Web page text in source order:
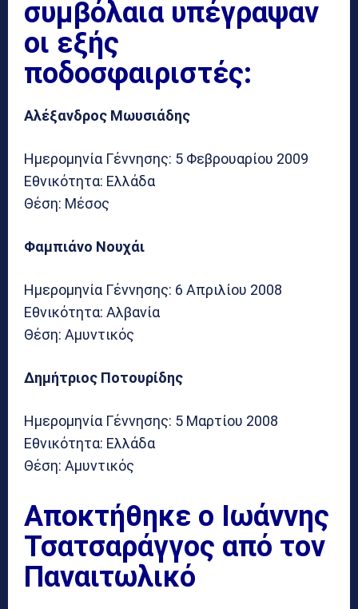
συμβόλαια υπέγραψαν
οι εξής
ποδοσφαιριστές:
Αλέξανδρος Μωυσιάδης
Ημερομηνία Γέννησης: 5 Φεβρουαρίου 2009
Εθνικότητα: Ελλάδα
Θέση: Μέσος
Φαμπιάνο Νουχάι
Ημερομηνία Γέννησης: 6 Απριλίου 2008
Εθνικότητα: Αλβανία
Θέση: Αμυντικός
Δημήτριος Ποτουρίδης
Ημερομηνία Γέννησης: 5 Μαρτίου 2008
Εθνικότητα: Ελλάδα
Θέση: Αμυντικός
Αποκτήθηκε ο Ιωάννης
Τσατσαράγγος από τον
Παναιτωλικό